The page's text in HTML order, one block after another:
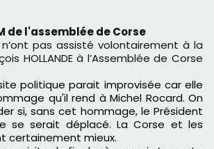
de l'assemblée de Corse
n’ont pas assisté volontairement à la
HOLLANDE à l’Assemblée de Corse
politique parait improvisée car elle
qu'il rend à Michel Rocard. On
si, sans cet hommage, le Président
se serait déplacé. La Corse et les
certainement mieux.